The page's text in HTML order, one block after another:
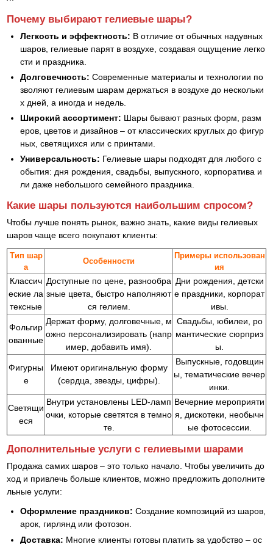
Почему выбирают гелиевые шары?
Легкость и эффектность: В отличие от обычных надувных
шаров, гелиевые парят в воздухе, создавая ощущение легко
сти и праздника.
Долговечность: Современные материалы и технологии по
зволяют гелиевым шарам держаться в воздухе до нескольки
х дней, а иногда и недель.
Широкий ассортимент: Шары бывают разных форм, разм
еров, цветов и дизайнов – от классических круглых до фигур
ных, светящихся или с принтами.
Универсальность: Гелиевые шары подходят для любого с
обытия: дня рождения, свадьбы, выпускного, корпоратива и
ли даже небольшого семейного праздника.
Какие шары пользуются наибольшим спросом?
Чтобы лучше понять рынок, важно знать, какие виды гелиевых
шаров чаще всего покупают клиенты:
Тип шар
а
Особенности
Примеры использован
ия
Классич
еские ла
тексные
Доступные по цене, разнообра
зные цвета, быстро наполняют
ся гелием.
Дни рождения, детски
е праздники, корпорат
ивы.
Фольгир
ованные
Держат форму, долговечные, м
ожно персонализировать (напр
имер, добавить имя).
Свадьбы, юбилеи, ро
мантические сюрприз
ы.
Фигурны
е
Имеют оригинальную форму
(сердца, звезды, цифры).
Выпускные, годовщин
ы, тематические вечер
инки.
Светящи
еся
Внутри установлены LED-ламп
очки, которые светятся в темно
те.
Вечерние мероприяти
я, дискотеки, необычн
ые фотосессии.
Дополнительные услуги с гелиевыми шарами
Продажа самих шаров – это только начало. Чтобы увеличить до
ход и привлечь больше клиентов, можно предложить дополните
льные услуги:
Оформление праздников: Создание композиций из шаров,
арок, гирлянд или фотозон.
Доставка: Многие клиенты готовы платить за удобство – ос